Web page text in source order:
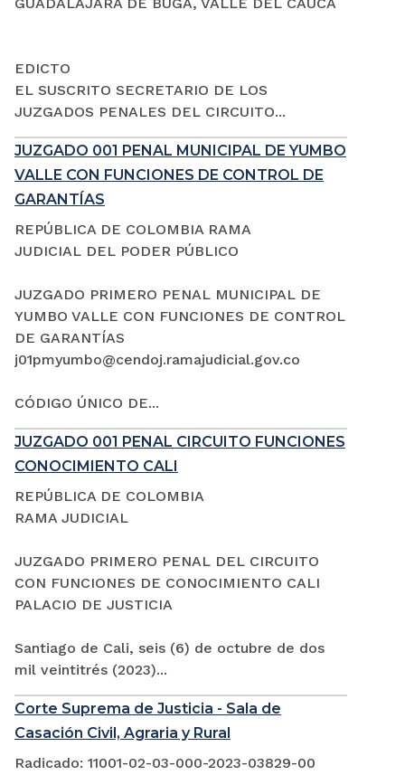
EDICTO
EL SUSCRITO SECRETARIO DE LOS
JUZGADOS PENALES DEL CIRCUITO...
JUZGADO 001 PENAL MUNICIPAL DE YUMBO
VALLE CON FUNCIONES DE CONTROL DE
GARANTÍAS
REPÚBLICA DE COLOMBIA RAMA
JUDICIAL DEL PODER PÚBLICO
JUZGADO PRIMERO PENAL MUNICIPAL DE
YUMBO VALLE CON FUNCIONES DE CONTROL
DE GARANTÍAS
j01pmyumbo@cendoj.ramajudicial.gov.co
CÓDIGO ÚNICO DE...
JUZGADO 001 PENAL CIRCUITO FUNCIONES
CONOCIMIENTO CALI
REPÚBLICA DE COLOMBIA
RAMA JUDICIAL
JUZGADO PRIMERO PENAL DEL CIRCUITO
CON FUNCIONES DE CONOCIMIENTO CALI
PALACIO DE JUSTICIA
Santiago de Cali, seis (6) de octubre de dos
mil veintitrés (2023)...
Corte Suprema de Justicia - Sala de
Casación Civil, Agraria y Rural
Radicado: 11001-02-03-000-2023-03829-00